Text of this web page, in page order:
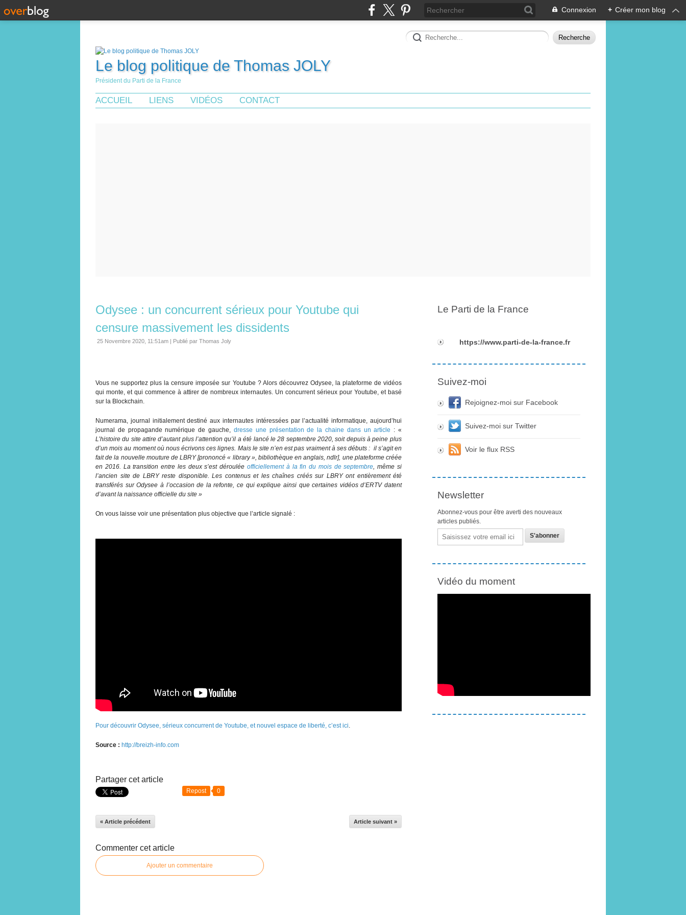
Connexion + Créer mon blog
Le blog politique de Thomas JOLY
Président du Parti de la France
ACCUEIL LIENS VIDÉOS CONTACT
Odysee : un concurrent sérieux pour Youtube qui
censure massivement les dissidents
25 Novembre 2020, 11:51am | Publié par Thomas Joly
Vous ne supportez plus la censure imposée sur Youtube ? Alors découvrez Odysee, la plateforme de vidéos
qui monte, et qui commence à attirer de nombreux internautes. Un concurrent sérieux pour Youtube, et basé
sur la Blockchain.
Numerama, journal initialement destiné aux internautes intéressées par l’actualité informatique, aujourd’hui
journal de propagande numérique de gauche, dresse une présentation de la chaine dans un article : «
L’histoire du site attire d’autant plus l’attention qu’il a été lancé le 28 septembre 2020, soit depuis à peine plus
d’un mois au moment où nous écrivons ces lignes. Mais le site n’en est pas vraiment à ses débuts : il s’agit en
fait de la nouvelle mouture de LBRY [prononcé « library », bibliothèque en anglais, ndlr], une plateforme créée
en 2016. La transition entre les deux s’est déroulée officiellement à la fin du mois de septembre, même si
l’ancien site de LBRY reste disponible. Les contenus et les chaînes créés sur LBRY ont entièrement été
transférés sur Odysee à l’occasion de la refonte, ce qui explique ainsi que certaines vidéos d’ERTV datent
d’avant la naissance officielle du site »
On vous laisse voir une présentation plus objective que l’article signalé :
Pour découvrir Odysee, sérieux concurrent de Youtube, et nouvel espace de liberté, c’est ici.
Source : http://breizh-info.com
Partager cet article
Repost 0
« Article précédent Article suivant »
Commenter cet article
Ajouter un commentaire
Le Parti de la France
https://www.parti-de-la-france.fr
Suivez-moi
Rejoignez-moi sur Facebook
Suivez-moi sur Twitter
Voir le flux RSS
Newsletter
Abonnez-vous pour être averti des nouveaux
articles publiés.
Email
Vidéo du moment